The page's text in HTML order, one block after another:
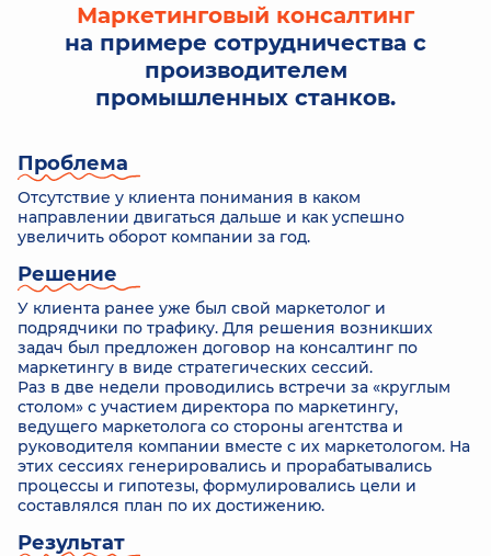
Маркетинговый консалтинг
на примере сотрудничества с
производителем
промышленных станков.
Проблема
Отсутствие у клиента понимания в каком
направлении двигаться дальше и как успешно
увеличить оборот компании за год.
Решение
У клиента ранее уже был свой маркетолог и
подрядчики по трафику. Для решения возникших
задач был предложен договор на консалтинг по
маркетингу в виде стратегических сессий.
Раз в две недели проводились встречи за «круглым
столом» с участием директора по маркетингу,
ведущего маркетолога со стороны агентства и
руководителя компании вместе с их маркетологом. На
этих сессиях генерировались и прорабатывались
процессы и гипотезы, формулировались цели и
составлялся план по их достижению.
Результат